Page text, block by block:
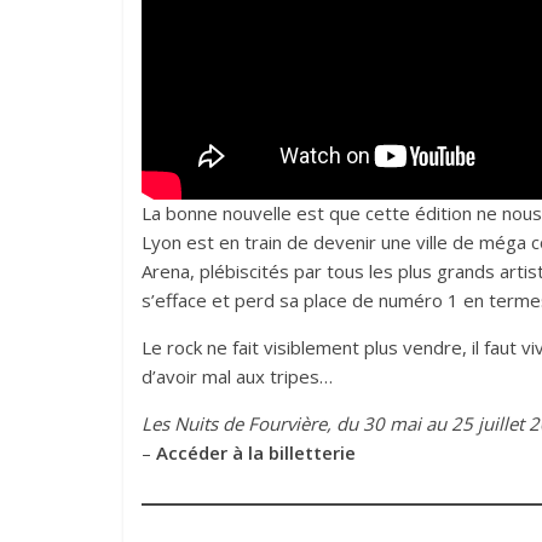
La bonne nouvelle est que cette édition ne
Lyon est en train de devenir une ville de méga
Arena, plébiscités par tous les plus grands
s’efface et perd sa place de numéro 1 en
Le rock ne fait visiblement plus vendre, il faut
d’avoir mal aux tripes…
Les Nuits de Fourvière, du 30 mai au 25 juillet
– Accéder à la billetterie